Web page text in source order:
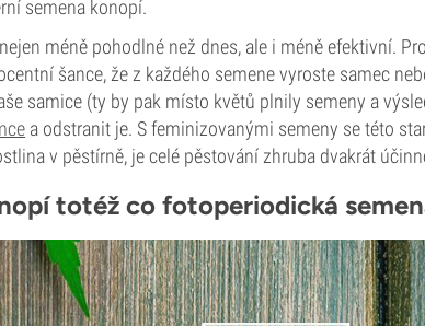
semena konopí.
méně pohodlné než dnes, ale i méně efektivní.
šance, že z každého semene vyroste samec
samice (ty by pak místo květů plnily semeny a
a odstranit je. S feminizovanými semeny se této
v pěstírně, je celé pěstování zhruba dvakrát
totéž co fotoperiodická